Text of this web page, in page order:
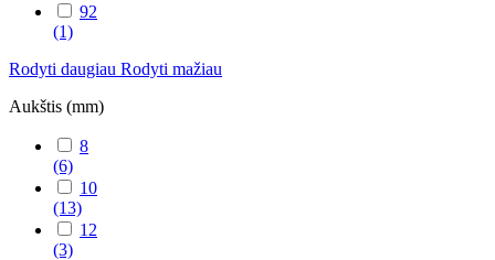
92
(1)
Rodyti daugiau Rodyti mažiau
Aukštis (mm)
8
(6)
10
(13)
12
(3)